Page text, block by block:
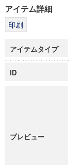
科学研究費
博士課程教
アイテム詳細
アイテムタイプ
ID
プレビュー